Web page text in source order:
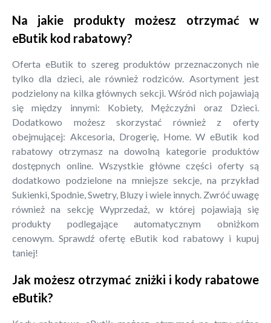
Na jakie produkty możesz otrzymać w
eButik kod rabatowy?
Oferta eButik to szereg produktów przeznaczonych nie
tylko dla dzieci, ale również rodziców. Asortyment jest
podzielony na kilka głównych sekcji. Wśród nich pojawiają
się między innymi: Kobiety, Mężczyźni oraz Dzieci.
Dodatkowo możesz skorzystać również z oferty
obejmującej: Akcesoria, Drogerię, Home. W eButik kod
rabatowy otrzymasz na dowolną kategorie produktów
dostępnych online. Wszystkie główne części oferty są
dodatkowo podzielone na mniejsze sekcje, na przykład
Sukienki, Spodnie, Swetry, Bluzy i wiele innych. Zwróć uwagę
również na sekcję Wyprzedaż, w której pojawiają się
produkty podlegające automatycznym obniżkom
cenowym. Sprawdź ofertę eButik kod rabatowy i kupuj
taniej!
Jak możesz otrzymać zniżki i kody rabatowe
eButik?